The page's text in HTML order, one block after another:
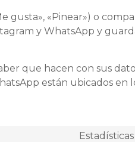
«Pinear») o
y WhatsApp y
que hacen con sus
están ubicados en